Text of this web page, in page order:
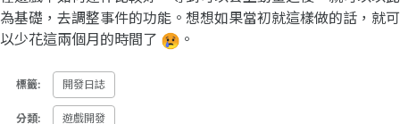
為基礎，去調整事件的功能。想想如果當初就這樣做的話，就可
以少花這兩個月的時間了
。
標籤: 開發日誌
分類: 遊戲開發